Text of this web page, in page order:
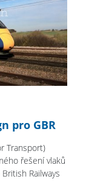
pro GBR
Transport)
řešení vlaků
Railways